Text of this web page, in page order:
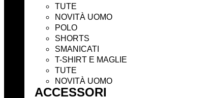
TUTE
NOVITÀ UOMO
POLO
SHORTS
SMANICATI
T-SHIRT E MAGLIE
TUTE
NOVITÀ UOMO
ACCESSORI